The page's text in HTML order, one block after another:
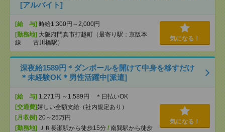
[アルバイト]
[給 与] 時給1,300円～2,000円
[勤務地] 大阪府門真市打越町（最寄り駅：京阪本
線 古川橋駅）
気になる！
深夜給1589円＊ダンボールを開けて中身を移すだけ
＊未経験OK＊男性活躍中[派遣]
[給 与] 1,271円 ～1,589円 ＊日払いOK
[交通費]嬉しい全額支給（社内規定あり）
[月収例] 20～25万円
[勤務地]
ＪＲ長瀬駅から徒歩15分 / 南巽駅から徒歩
気になる！